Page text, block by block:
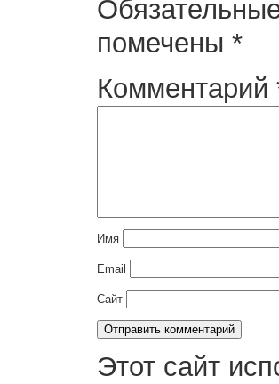
помечены *
Комментарий
Имя
Email
Сайт
Этот сайт